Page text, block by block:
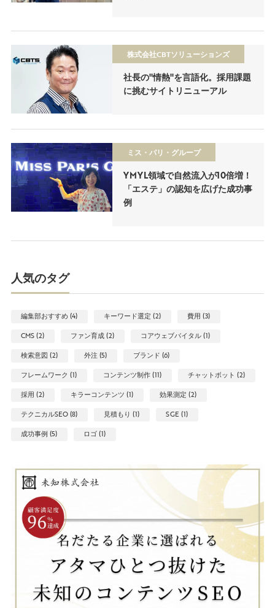
株式会社CBTソリューションズ
社長の"情熱"を言語化。採用課題
に挑むサイトリニューアル
ミス・パリ・グループ
YMYL領域で自然流入が10倍増！
「エステ」の認知を広げた成功事
例
人気のタグ
編集部おすすめ (4) キーワード選定 (2)
費用 (3)
CMS (2)
ファン育成 (2)
コアウェブバイタル (1)
検索意図 (2)
外注 (5)
ブランド (6)
フレームワーク (1)
コンテンツ制作 (11)
チャットボット (2)
採用 (2)
キラーコンテンツ (1)
効果測定 (2)
テクニカルSEO (8)
見積もり (1)
SGE (1)
成功事例 (5)
ロゴ (1)